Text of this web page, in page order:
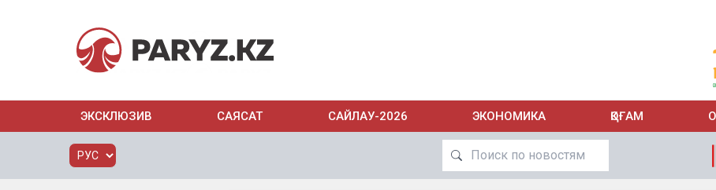
ЭКСКЛЮЗИВ САЯСАТ САЙЛАУ-2026 ЭКОНОМИКА ҚОҒАМ